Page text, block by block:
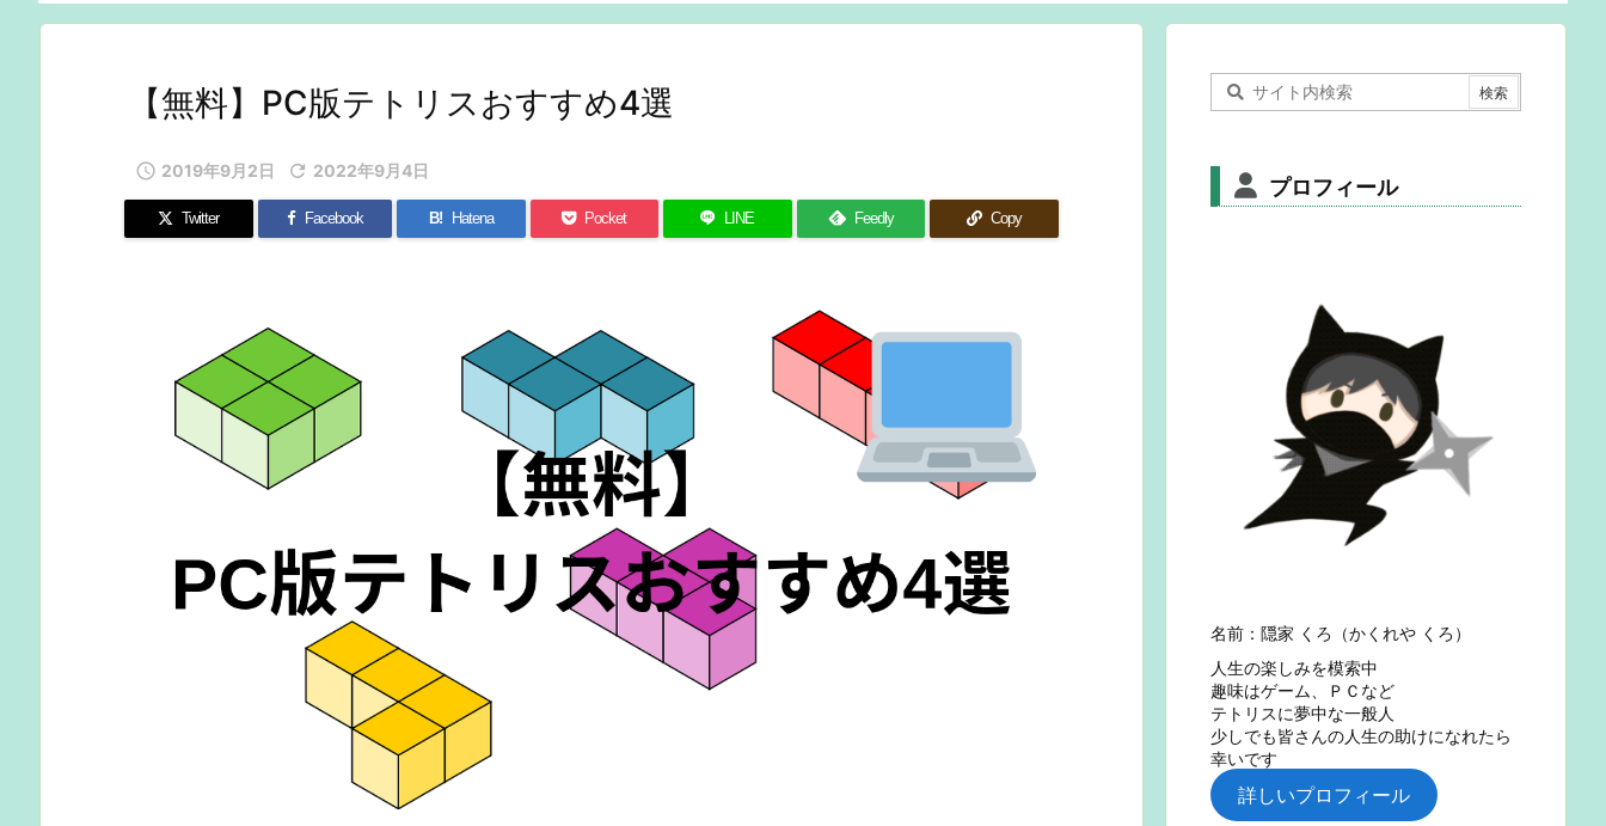
【無料】PC版テトリスおすすめ4選
 2019年9月2日  2022年9月4日
Twitter Facebook B! Hatena Pocket LINE Feedly Copy
プロフィール
名前：隠家 くろ（かくれや くろ）
人生の楽しみを模索中
趣味はゲーム、ＰＣなど
テトリスに夢中な一般人
少しでも皆さんの人生の助けになれたら
幸いです
詳しいプロフィール